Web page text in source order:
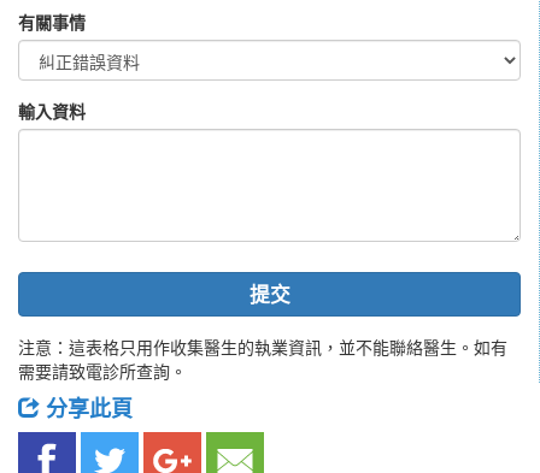
有關事情
輸入資料
提交
注意：這表格只用作收集醫生的執業資訊，並不能聯絡醫生。如有
需要請致電診所查詢。
分享此頁